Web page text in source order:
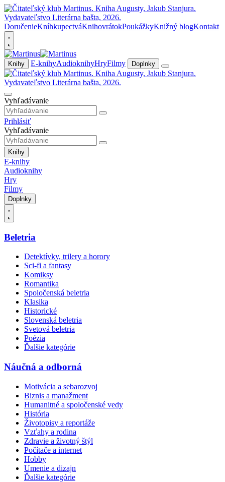
DoručenieKníhkupectváKnihovrátokPoukážkyKnižný blogKontakt
Knihy E-knihyAudioknihyHryFilmy Doplnky
Vyhľadávanie
Prihlásiť
Vyhľadávanie
Knihy
E-knihy
Audioknihy
Hry
Filmy
Doplnky
Beletria
Detektívky, trilery a horory
Sci-fi a fantasy
Komiksy
Romantika
Spoločenská beletria
Klasika
Historické
Slovenská beletria
Svetová beletria
Poézia
Ďalšie kategórie
Náučná a odborná
Motivácia a sebarozvoj
Biznis a manažment
Humanitné a spoločenské vedy
História
Životopisy a reportáže
Vzťahy a rodina
Zdravie a životný štýl
Počítače a internet
Hobby
Umenie a dizajn
Ďalšie kategórie